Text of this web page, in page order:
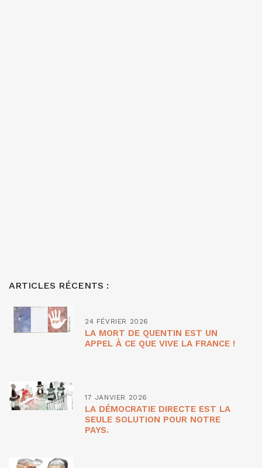
ARTICLES RÉCENTS :
24 FÉVRIER 2026
LA MORT DE QUENTIN EST UN
APPEL À CE QUE VIVE LA FRANCE !
17 JANVIER 2026
LA DÉMOCRATIE DIRECTE EST LA
SEULE SOLUTION POUR NOTRE
PAYS.